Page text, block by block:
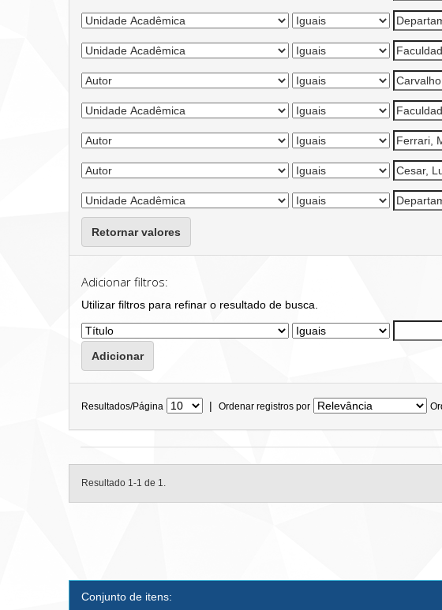
Retornar valores
Adicionar filtros:
Utilizar filtros para refinar o resultado de busca.
Resultados/Página | Ordenar registros por
Resultado 1-1 de 1.
Conjunto de itens: